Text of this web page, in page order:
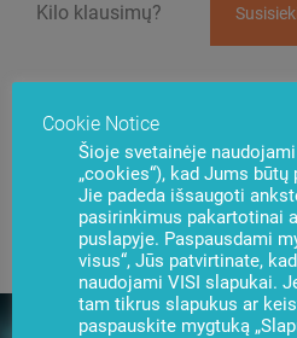
Kilo klausimų?
Naujienos
Cookie Notice
Šioje svetainėje
„cookies“), kad Jums
Jie padeda išsaugoti
pasirinkimus pakartotinai
puslapyje. Paspausdami
visus“, Jūs patvirtinate,
naudojami VISI slapukai.
tam tikrus slapukus ar
paspauskite mygtuką